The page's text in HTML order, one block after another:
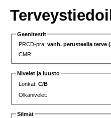
Geenitestit
PRCD-pra:vanh. perusteella terve
CMR:
Nivelet ja luusto
Lonkat:C/B
Olkanivelet:
Silmät